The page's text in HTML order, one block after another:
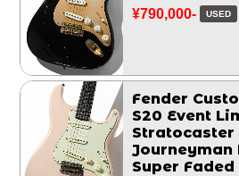
¥790,000- USED
Fender
S20 Event
Stratocaster
Journeyman
Super